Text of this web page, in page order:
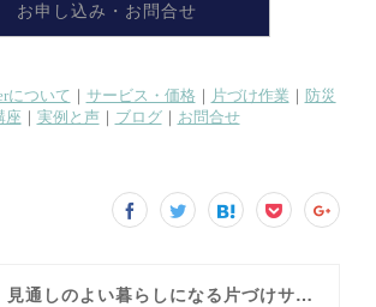
お申し込み・お問合せ
見通しのよい暮らしになる片づけサイト